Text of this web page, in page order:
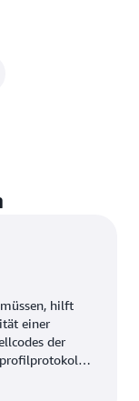
hilft
einer
der
und